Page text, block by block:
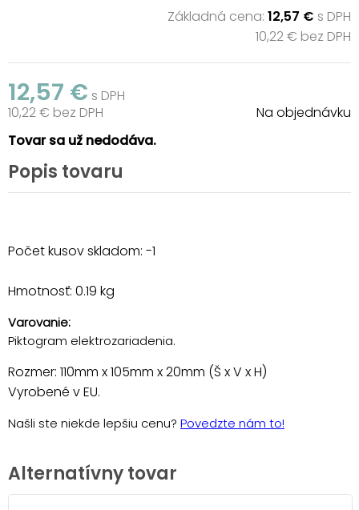
Základná cena: 12,57 € s DPH
10,22 € bez DPH
12,57 € s DPH
10,22 € bez DPH
Na objednávku
Tovar sa už nedodáva.
Popis tovaru
Počet kusov skladom: -1
Hmotnosť: 0.19 kg
Varovanie:
Piktogram elektrozariadenia.
Rozmer: 110mm x 105mm x 20mm (Š x V x H)
Vyrobené v EU.
Našli ste niekde lepšiu cenu? Povedzte nám to!
Alternatívny tovar